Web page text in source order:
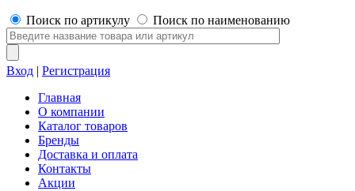
Поиск по артикулу Поиск по наименованию
Вход | Регистрация
Главная
О компании
Каталог товаров
Бренды
Доставка и оплата
Контакты
Акции